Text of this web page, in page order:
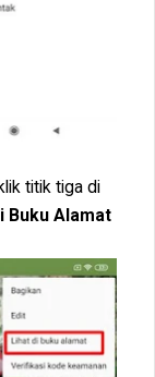
titik tiga di
Buku Alamat